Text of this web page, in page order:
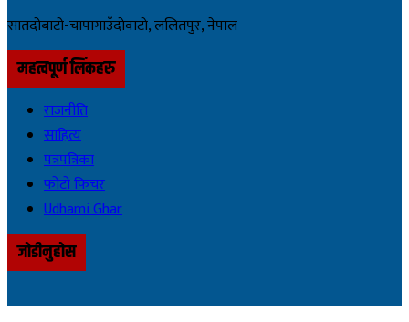
सातदोबाटो-चापागाउँदाेवाटाे, ललितपुर, नेपाल
महत्वपूर्ण लिंकहरु
राजनीति
साहित्य
पत्रपत्रिका
फोटो फिचर
Udhami Ghar
जोडीनुहोस